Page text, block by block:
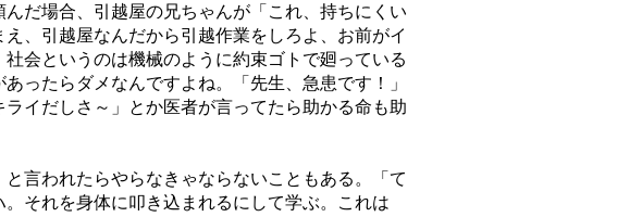
だ場合、引越屋の兄ちゃんが「これ、持ちにくい
、引越屋なんだから引越作業をしろよ、お前がイ
会というのは機械のように約束ゴトで廻っている
ったらダメなんですよね。「先生、急患です！」
イだしさ～」とか医者が言ってたら助かる命も助
言われたらやらなきゃならないこともある。「て
それを身体に叩き込まれるにして学ぶ。これは